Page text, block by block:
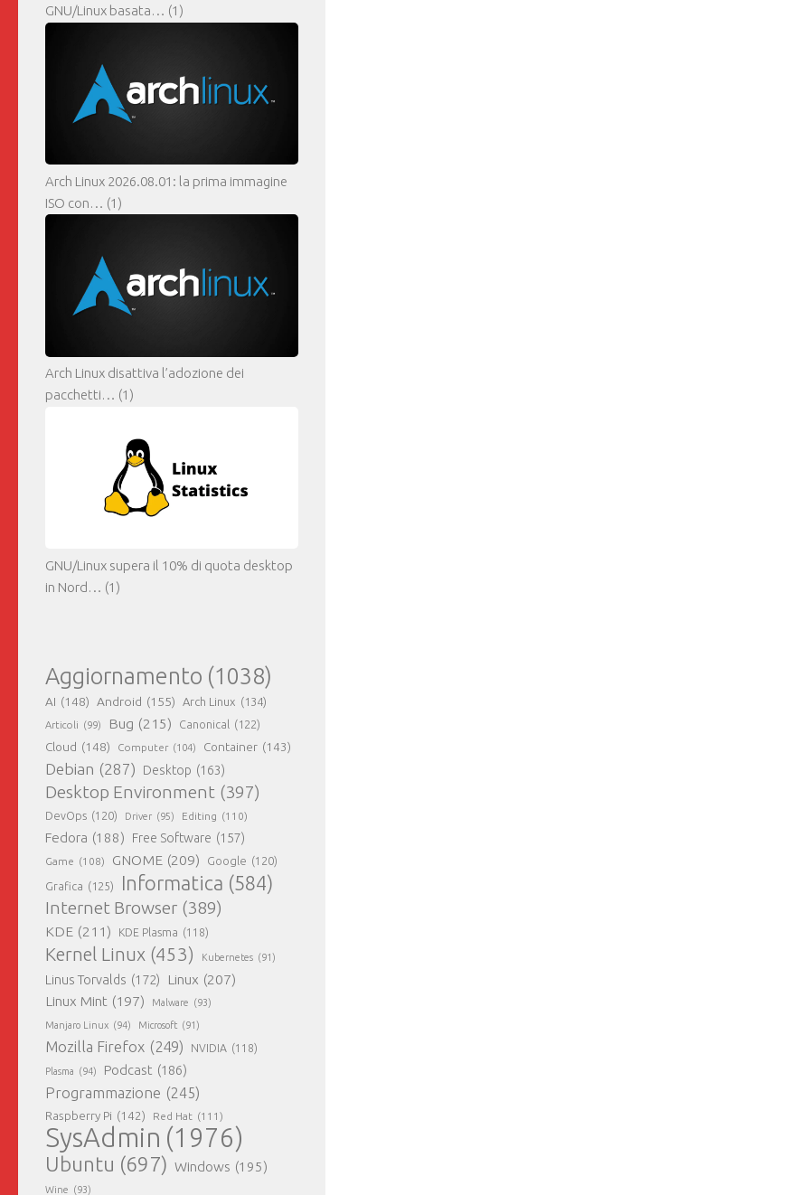
GNU/Linux basata… (1)
Arch Linux 2026.08.01: la prima immagine
ISO con… (1)
Arch Linux disattiva l’adozione dei
pacchetti… (1)
GNU/Linux supera il 10% di quota desktop
in Nord… (1)
Aggiornamento (1038)
AI (148) Android (155) Arch Linux (134)
Articoli (99) Bug (215) Canonical (122)
Cloud (148) Computer (104) Container (143)
Debian (287) Desktop (163)
Desktop Environment (397)
DevOps (120) Driver (95) Editing (110)
Fedora (188) Free Software (157)
Game (108) GNOME (209) Google (120)
Grafica (125) Informatica (584)
Internet Browser (389)
KDE (211) KDE Plasma (118)
Kernel Linux (453) Kubernetes (91)
Linus Torvalds (172) Linux (207)
Linux Mint (197) Malware (93)
Manjaro Linux (94) Microsoft (91)
Mozilla Firefox (249) NVIDIA (118)
Plasma (94) Podcast (186)
Programmazione (245)
Raspberry Pi (142) Red Hat (111)
SysAdmin (1976)
Ubuntu (697) Windows (195)
Wine (93)